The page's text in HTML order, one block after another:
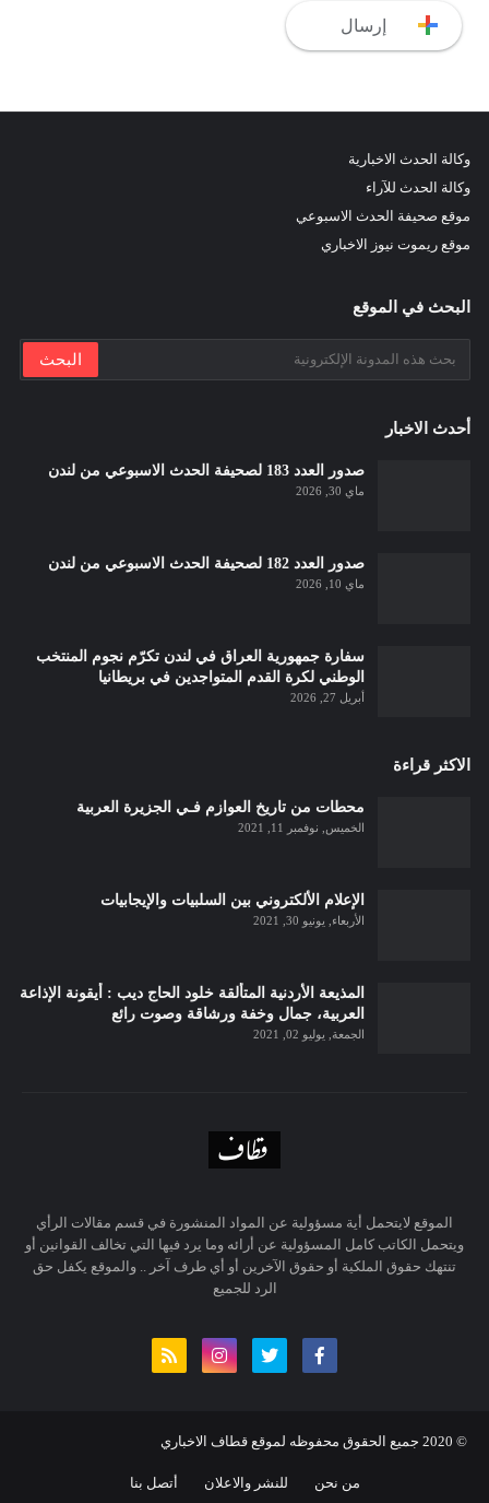
وكالة الحدث الاخبارية
وكالة الحدث للآراء
موقع صحيفة الحدث الاسبوعي
موقع ريموت نيوز الاخباري
البحث في الموقع
أحدث الاخبار
صدور العدد 183 لصحيفة الحدث الاسبوعي من لندن
ماي 30, 2026
صدور العدد 182 لصحيفة الحدث الاسبوعي من لندن
ماي 10, 2026
سفارة جمهورية العراق في لندن تكرّم نجوم المنتخب
الوطني لكرة القدم المتواجدين في بريطانيا
أبريل 27, 2026
الاكثر قراءة
محطات من تاريخ العوازم فـي الجزيرة العربية
الخميس, نوفمبر 11, 2021
الإعلام الألكتروني بين السلبيات والإيجابيات
الأربعاء, يونيو 30, 2021
المذيعة الأردنية المتألقة خلود الحاج ديب : أيقونة الإذاعة
العربية، جمال وخفة ورشاقة وصوت رائع
الجمعة, يوليو 02, 2021
الموقع لايتحمل أية مسؤولية عن المواد المنشورة في قسم مقالات الرأي
ويتحمل الكاتب كامل المسؤولية عن أرائه وما يرد فيها التي تخالف القوانين أو
تنتهك حقوق الملكية أو حقوق الآخرين أو أي طرف آخر .. والموقع يكفل حق
الرد للجميع
© 20
20 جميع الحقوق محفوظه لموقع قطاف الاخباري
من نحن للنشر والاعلان أتصل بنا